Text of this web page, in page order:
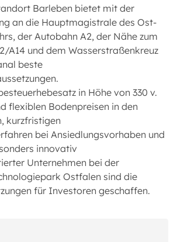
Barleben bietet mit der
an die Hauptmagistrale des Ost-
der Autobahn A2, der Nähe zum
A14 und dem Wasserstraßenkreuz
beste
in Höhe von 330 v.
flexiblen Bodenpreisen in den
kurzfristigen
bei Ansiedlungsvorhaben und
innovativ
Unternehmen bei der
Ostfalen sind die
für Investoren geschaffen.